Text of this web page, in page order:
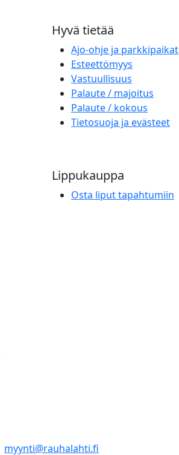
Hyvä tietää
Ajo-ohje ja parkkipaikat
Esteettömyys
Vastuullisuus
Palaute / majoitus
Palaute / kokous
Tietosuoja ja evästeet
Lippukauppa
Osta liput tapahtumiin
myynti@rauhalahti.fi